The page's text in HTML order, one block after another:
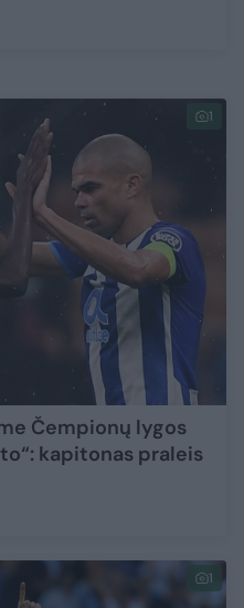
1
Čempionų lygos
kapitonas praleis
1